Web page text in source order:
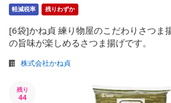
軽減税率 残りわずか
[6袋]かね貞 練り物屋のこだわりさつま
の旨味が楽しめるさつま揚げです。
株式会社かね貞
残り
44